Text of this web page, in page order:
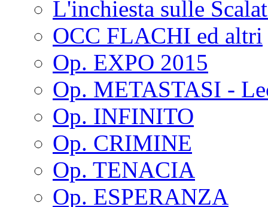
L'inchiesta sulle
OCC FLACHI ed altri
Op. EXPO 2015
Op. METASTASI -
Op. INFINITO
Op. CRIMINE
Op. TENACIA
Op. ESPERANZA